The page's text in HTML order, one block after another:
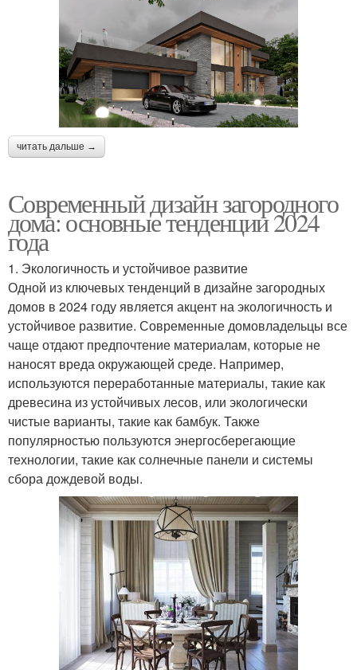
читать дальше →
Современный дизайн загородного
дома: основные тенденции 2024
года
1. Экологичность и устойчивое развитие
Одной из ключевых тенденций в дизайне загородных
домов в 2024 году является акцент на экологичность и
устойчивое развитие. Современные домовладельцы все
чаще отдают предпочтение материалам, которые не
наносят вреда окружающей среде. Например,
используются переработанные материалы, такие как
древесина из устойчивых лесов, или экологически
чистые варианты, такие как бамбук. Также
популярностью пользуются энергосберегающие
технологии, такие как солнечные панели и системы
сбора дождевой воды.